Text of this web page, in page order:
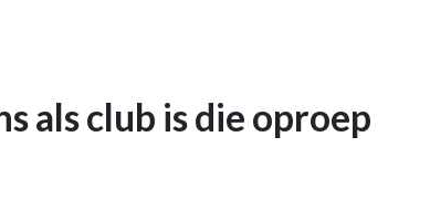
als club is die oproep